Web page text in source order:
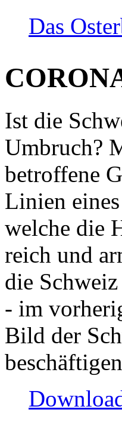
Das
Ist die
Umbruch?
betroffene
Linien
welche die
reich und
die
- im
Bild der